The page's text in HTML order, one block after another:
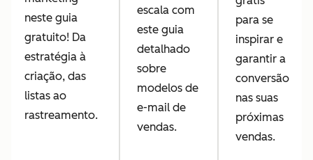
neste guia
gratuito! Da
estratégia à
criação, das
listas ao
rastreamento.
escala com
este guia
detalhado
sobre
modelos de
e-mail de
vendas.
para se
inspirar e
garantir a
conversão
nas suas
próximas
vendas.